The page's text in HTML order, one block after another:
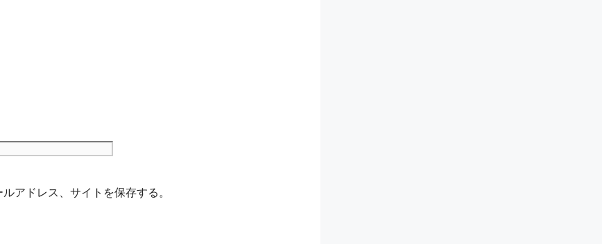
アドレス、サイトを保存する。